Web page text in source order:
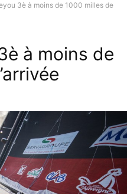
3è à moins de 1000 milles de
à moins de